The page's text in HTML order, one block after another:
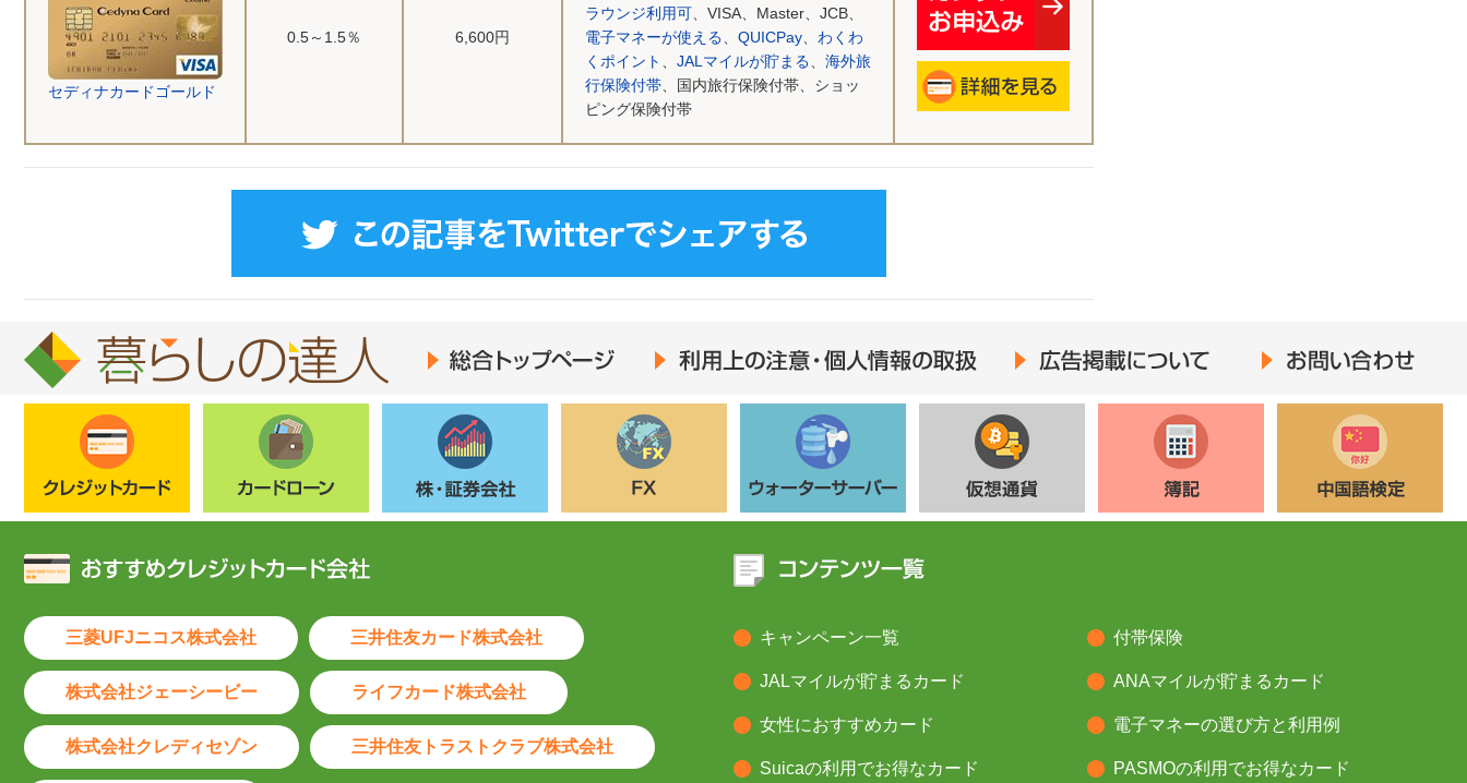
セディナカードゴールド
0.5～1.5％ 6,600円
ラウンジ利用可、VISA、Master、JCB、
電子マネーが使える、 QUICPay、 わくわ
くポイント 、 JALマイルが貯まる、 海外旅
行保険付帯、国内旅行保険付帯、ショッ
ピング保険付帯
暮らしの達人総合トップページ
クレジットカード カードローン 株・証券会社 FX ウォーターサーバー 仮想通貨 簿記 中国語検定
三菱UFJニコス株式会社 三井住友カード株式会社
株式会社ジェーシービー ライフカード株式会社
株式会社クレディセゾン 三井住友トラストクラブ株式会社
キャンペーン一覧 付帯保険
JALマイルが貯まるカード ANAマイルが貯まるカード
女性におすすめカード 電子マネーの選び方と利用例
Suicaの利用でお得なカード PASMOの利用でお得なカード